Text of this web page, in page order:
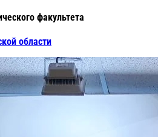
факультета
области